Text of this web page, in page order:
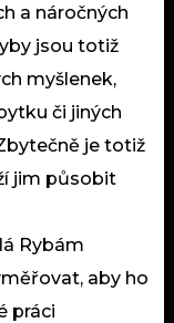
a náročných
jsou totiž
myšlenek,
či jiných
je totiž
jim působit
Rybám
aby ho
práci